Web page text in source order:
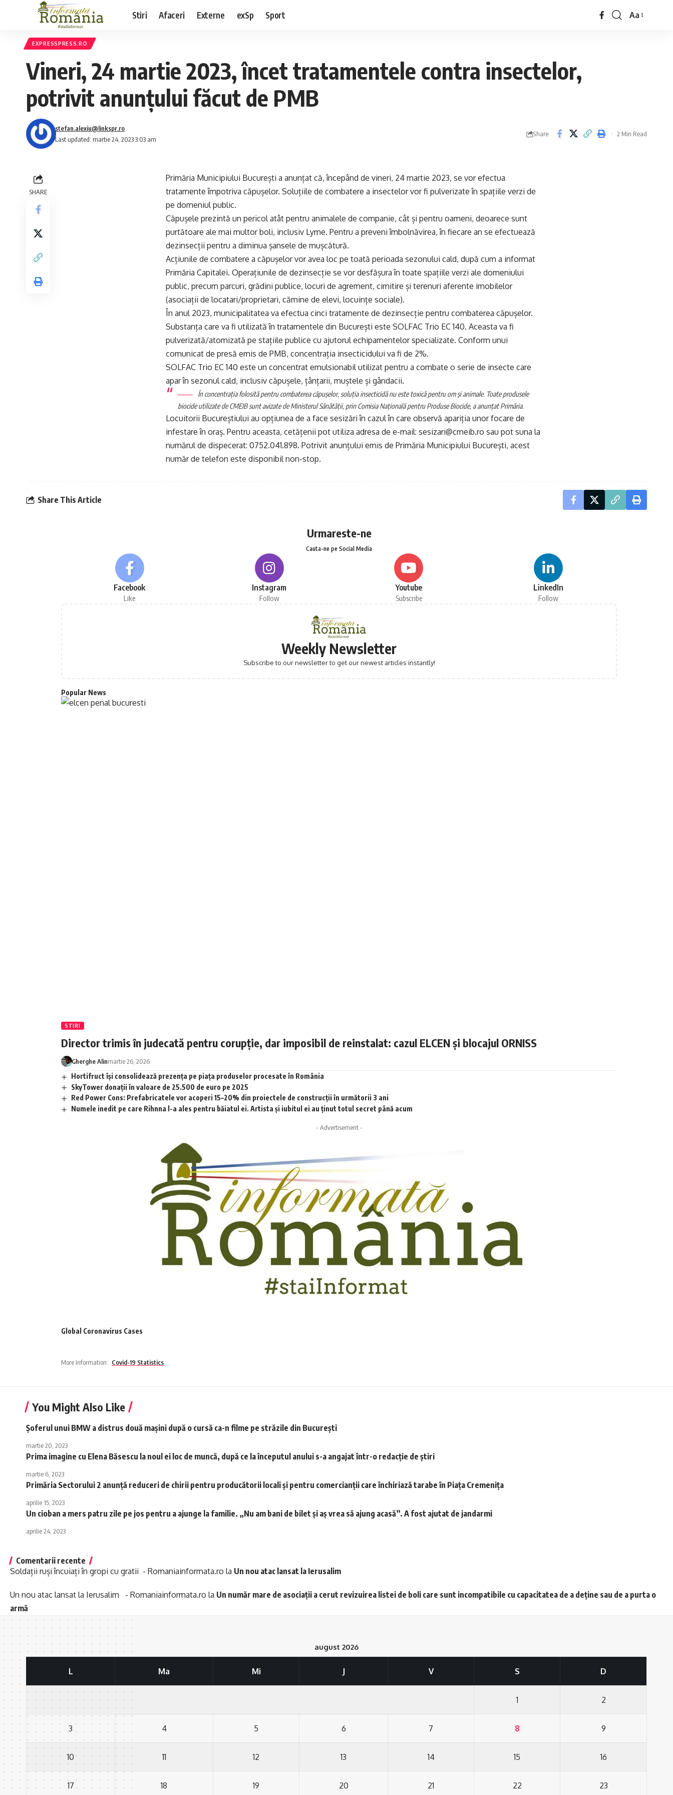
Stiri Afaceri Externe exSp Sport Aa
EXPRESSPRESS.RO
Vineri, 24 martie 2023, încet tratamentele contra insectelor,
potrivit anunțului făcut de PMB
Last updated: martie 24, 2023 3:03 am
stefan.alexiu@linkspr.ro
Share 2 Min Read
SHARE
Primăria Municipiului București a anunțat că, începând de vineri, 24 martie 2023, se vor efectua
tratamente împotriva căpușelor. Soluțiile de combatere a insectelor vor fi pulverizate în spațiile verzi de
pe domeniul public.
Căpușele prezintă un pericol atât pentru animalele de companie, cât și pentru oameni, deoarece sunt
purtătoare ale mai multor boli, inclusiv Lyme. Pentru a preveni îmbolnăvirea, în fiecare an se efectuează
dezinsecții pentru a diminua șansele de mușcătură.
Acțiunile de combatere a căpușelor vor avea loc pe toată perioada sezonului cald, după cum a informat
Primăria Capitalei. Operațiunile de dezinsecție se vor desfășura în toate spațiile verzi ale domeniului
public, precum parcuri, grădini publice, locuri de agrement, cimitire și terenuri aferente imobilelor
(asociații de locatari/proprietari, cămine de elevi, locuințe sociale).
În anul 2023, municipalitatea va efectua cinci tratamente de dezinsecție pentru combaterea căpușelor.
Substanța care va fi utilizată în tratamentele din București este SOLFAC Trio EC 140. Aceasta va fi
pulverizată/atomizată pe stațiile publice cu ajutorul echipamentelor specializate. Conform unui
comunicat de presă emis de PMB, concentrația insecticidului va fi de 2%.
SOLFAC Trio EC 140 este un concentrat emulsionabil utilizat pentru a combate o serie de insecte care
apar în sezonul cald, inclusiv căpușele, țânțarii, muștele și gândacii.
În concentrația folosită pentru combaterea căpușelor, soluția insecticidă nu este toxică pentru om și animale. Toate produsele
biocide utilizate de CMEIB sunt avizate de Ministerul Sănătății, prin Comisia Națională pentru Produse Biocide, a anunțat Primăria.
Locuitorii Bucureștiului au opțiunea de a face sesizări în cazul în care observă apariția unor focare de
infestare în oraș. Pentru aceasta, cetățenii pot utiliza adresa de e-mail: sesizari@cmeib.ro sau pot suna la
numărul de dispecerat: 0752.041.898. Potrivit anunțului emis de Primăria Municipiului București, acest
număr de telefon este disponibil non-stop.
Share This Article
Urmareste-ne
Cauta-ne pe Social Media
Facebook
Like
Instagram
Follow
Youtube
Subscribe
LinkedIn
Follow
Weekly Newsletter
Subscribe to our newsletter to get our newest articles instantly!
Popular News
STIRI
Director trimis în judecată pentru corupție, dar imposibil de reinstalat: cazul ELCEN și blocajul ORNISS
Gherghe Alinmartie 26, 2026
Hortifruct își consolidează prezența pe piața produselor procesate în România
SkyTower donații în valoare de 25.500 de euro pe 2025
Red Power Cons: Prefabricatele vor acoperi 15–20% din proiectele de construcții în următorii 3 ani
Numele inedit pe care Rihnna l-a ales pentru băiatul ei. Artista și iubitul ei au ținut totul secret până acum
- Advertisement -
Global Coronavirus Cases
More Information: Covid-19 Statistics
You Might Also Like
Șoferul unui BMW a distrus două mașini după o cursă ca-n filme pe străzile din București
martie 20, 2023
Prima imagine cu Elena Băsescu la noul ei loc de muncă, după ce la începutul anului s-a angajat într-o redacție de știri
martie 6, 2023
Primăria Sectorului 2 anunță reduceri de chirii pentru producătorii locali și pentru comercianții care închiriază tarabe în Piața Cremenița
aprilie 15, 2023
Un cioban a mers patru zile pe jos pentru a ajunge la familie. „Nu am bani de bilet și aș vrea să ajung acasă”. A fost ajutat de jandarmi
aprilie 24, 2023
Comentarii recente
Soldații ruși încuiați în gropi cu gratii - Romaniainformata.ro la Un nou atac lansat la Ierusalim
Un nou atac lansat la Ierusalim - Romaniainformata.ro la Un număr mare de asociații a cerut revizuirea listei de boli care sunt incompatibile cu capacitatea de a deține sau de a purta o
armă
august 2026
L Ma Mi J V S D
1 2
3 4 5 6 7 8 9
10 11 12 13 14 15 16
17 18 19 20 21 22 23